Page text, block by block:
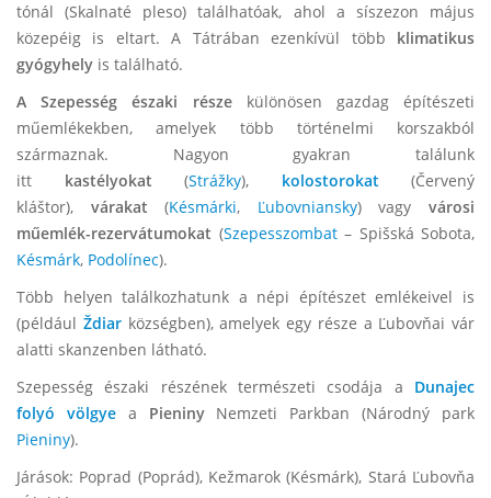
tónál (Skalnaté pleso) találhatóak, ahol a síszezon május
közepéig is eltart. A Tátrában ezenkívül több klimatikus
gyógyhely is található.
A Szepesség északi részekülönösen gazdag építészeti
műemlékekben, amelyek több történelmi korszakból
származnak. Nagyon gyakran találunk
itt kastélyokat (Strážky), kolostorokat(Červený
kláštor), várakat (Késmárki, Ľubovniansky) vagyvárosi
műemlék-rezervátumokat (Szepesszombat– Spišská Sobota,
Késmárk, Podolínec).
Több helyen találkozhatunk a népi építészet emlékeivel is
(például Ždiar községben), amelyek egy része a Ľubovňai vár
alatti skanzenben látható.
Szepesség északi részének természeti csodája a Dunajec
folyó völgyea Pieniny Nemzeti Parkban (Národný park
Pieniny).
Járások: Poprad (Poprád), Kežmarok (Késmárk), Stará Ľubovňa